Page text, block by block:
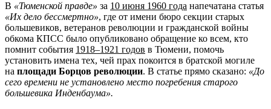
В «Тюменской правде» за 10 июня 1960 года напечатана статья
«Их дело бессмертно», где от имени бюро секции старых
большевиков, ветеранов революции и гражданской войны
обкома КПСС было опубликовано обращение ко всем, кто
помнит события 1918–1921 годов в Тюмени, помочь
установить имена тех, чей прах покоится в братской могиле
на площади Борцов революции. В статье прямо сказано: «До
сего времени не установлено место погребения старого
большевика Инденбаума».